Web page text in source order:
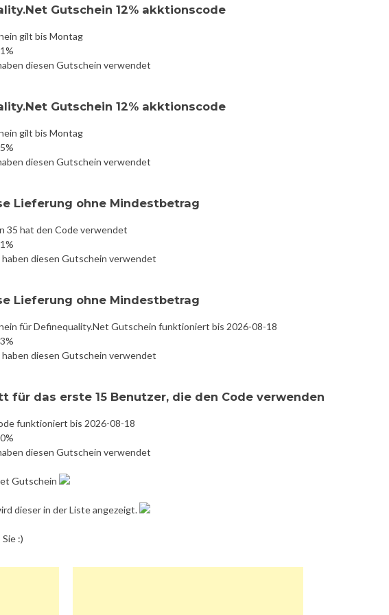
Gutschein 12% akktionscode
gilt bis Montag
diesen Gutschein verwendet
Gutschein 12% akktionscode
gilt bis Montag
diesen Gutschein verwendet
Lieferung ohne Mindestbetrag
35 hat den Code verwendet
diesen Gutschein verwendet
Lieferung ohne Mindestbetrag
für Definequality.Net Gutschein funktioniert bis 2026-08-18
diesen Gutschein verwendet
für das erste 15 Benutzer, die den Code verwenden
funktioniert bis 2026-08-18
diesen Gutschein verwendet
Gutschein
dieser in der Liste angezeigt.
:)